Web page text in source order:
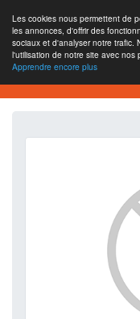
Les cookies nous permettent de
les annonces, d'offrir des
sociaux et d'analyser notre trafic.
l'utilisation de notre site avec nos
Apprendre encore plus
SEO Analytics